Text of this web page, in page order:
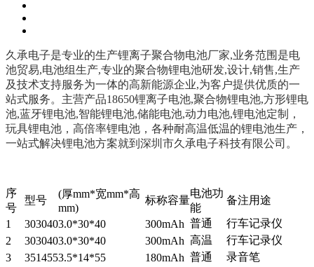
久承电子是专业的生产锂离子聚合物电池厂家,业务范围是电
池贸易,电池组生产,专业的聚合物锂电池研发,设计,销售,生产
及技术支持服务为一体的高新能源企业,为客户提供优质的一
站式服务。主营产品18650锂离子电池,聚合物锂电池,方形锂电
池,蓝牙锂电池,智能锂电池,储能电池,动力电池,锂电池定制，
玩具锂电池，高倍率锂电池，各种耐高温低温的锂电池生产，
一站式解决锂电池方案就到深圳市久承电子科技有限公司。
序
号
型号
(厚mm*宽mm*高
mm)
标称容量
电池功
能
备注用途
1
3030403.0*30*40 300mAh 普通
行车记录仪
2
3030403.0*30*40 300mAh 高温
行车记录仪
3
3514553.5*14*55 180mAh 普通
录音笔